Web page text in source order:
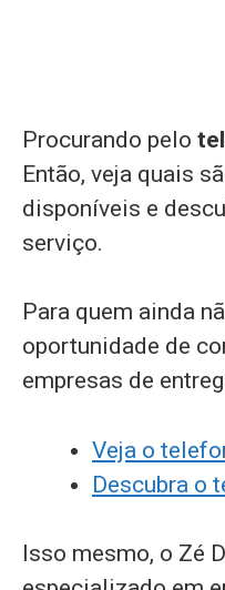
Procurando pelo
Então, veja quais
disponíveis e
serviço.
Para quem ainda
oportunidade de
empresas de
Veja o
Descubra o
Isso mesmo, o Zé